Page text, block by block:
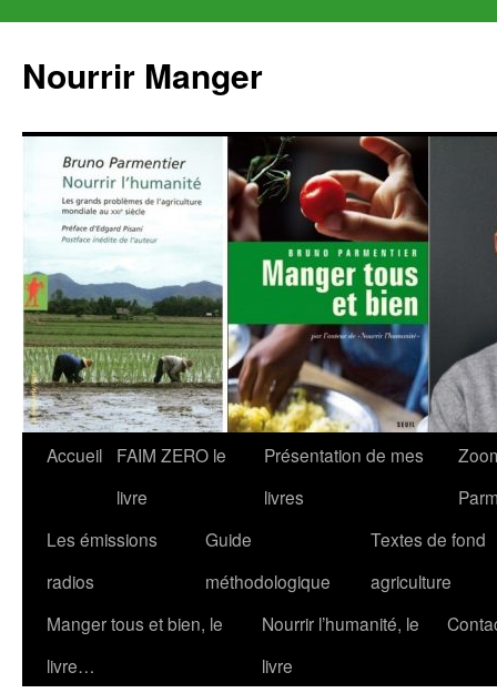
contenu
Nourrir Manger
Accueil
FAIM ZERO le
livre
Présentation de mes
livres
Les émissions
radios
Guide
méthodologique
Textes de fond
agriculture
Manger tous et bien, le
livre…
Nourrir l’humanité, le
livre